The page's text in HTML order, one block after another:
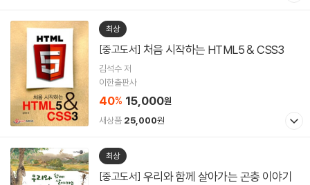
최상
[중고도서] 처음 시작하는 HTML5 & CSS3
김석수 저
이한출판사
40% 15,000원
새상품 25,000원
최상
[중고도서] 우리와 함께 살아가는 곤충 이야기